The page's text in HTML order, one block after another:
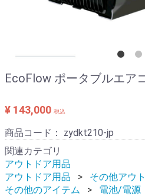
EcoFlow ポータブルエア
¥ 143,000 税込
商品コード： zydkt210-jp
関連カテゴリ
アウトドア用品
アウトドア用品
その他アウ
その他のアイテム
電池/電源